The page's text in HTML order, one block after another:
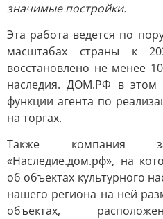
значимые постройки.
Эта работа ведется по
масштабах страны к
восстановлено не менее
наследия. ДОМ.PФ в этом
функции агента по
на торгах.
Также компания
«Наследие.дом.рф», на
об объектах культурного
нашего региона на ней
объектах,